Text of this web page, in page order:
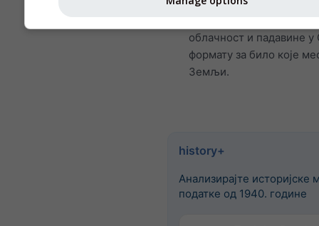
Преузмите променљиве
облачност и падавине у
формату за било које
Земљи.
history+
Анализирајте историјске
податке од 1940. године